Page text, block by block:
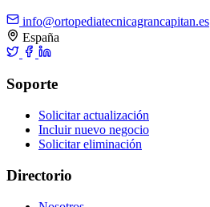
info@ortopediatecnicagrancapitan.es
España
Soporte
Solicitar actualización
Incluir nuevo negocio
Solicitar eliminación
Directorio